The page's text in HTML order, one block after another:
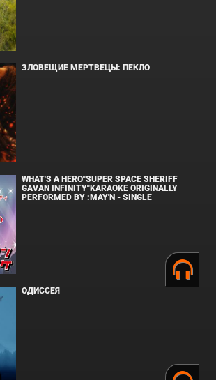
ЗЛОВЕЩИЕ МЕРТВЕЦЫ: ПЕКЛО
WHAT'S A HERO"SUPER SPACE SHERIFF
GAVAN INFINITY"KARAOKE ORIGINALLY
PERFORMED BY :MAY'N - SINGLE
ОДИССЕЯ